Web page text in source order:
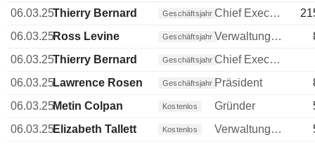
06.03.25Thierry Bernard Geschäftsjahr Chief Executive Officer (CEO)
06.03.25Ross Levine Geschäftsjahr Verwaltungsratsmitglied
06.03.25Thierry Bernard Geschäftsjahr
Chief Executive Officer (CEO)
06.03.25Lawrence Rosen Geschäftsjahr Präsident
06.03.25Metin Colpan Kostenlos Gründer
06.03.25Elizabeth Tallett Kostenlos Verwaltungsratsmitglied